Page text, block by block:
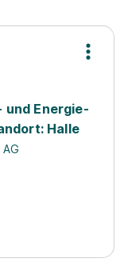
und Energie-
Halle